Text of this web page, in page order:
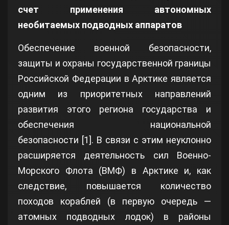
счет применения автономных
необитаемых подводных аппаратов
Обеспечение военной безопасности,
защиты и охраны государственной границы
Российской Федерации в Арктике является
одним из приоритетных направлений
развития этого региона государства и
обеспечения национальной
безопасности [1]. В связи с этим неуклонно
расширяется деятельность сил Военно-
Морского Флота (ВМФ) в Арктике и, как
следствие, повышается количество
походов кораблей (в первую очередь —
атомных подводных лодок) в районы